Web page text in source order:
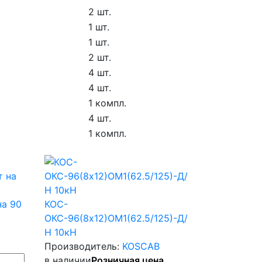
2 шт.
1 шт.
1 шт.
2 шт.
4 шт.
4 шт.
1 компл.
4 шт.
1 компл.
90
КОС-
ОКС-96(8х12)ОМ1(62.5/125)-Д/
Н 10кН
Производитель: KOSCAB